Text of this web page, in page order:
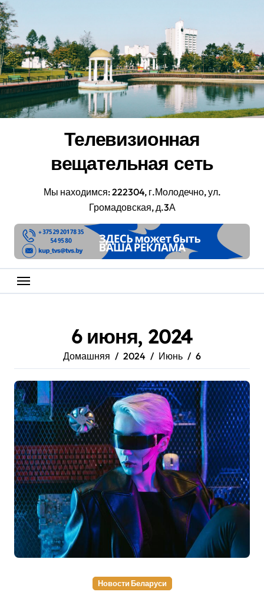
Перейти
к
содержанию
Телевизионная
вещательная сеть
Мы находимся: 222304, г.Молодечно, ул.
Громадовская, д.3А
6 июня, 2024
Домашняя 2024 Июнь 6
Новости Беларуси